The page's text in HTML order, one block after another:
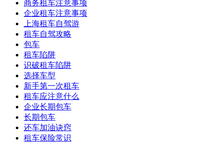
商务租车注意事项
企业租车注意事项
上海租车自驾游
租车自驾攻略
包车
租车陷阱
识破租车陷阱
选择车型
新手第一次租车
租车应注意什么
企业长期包车
长期包车
还车加油诀窍
租车保险常识